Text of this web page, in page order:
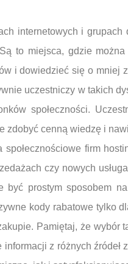
internetowych i
to miejsca, gdzie
i dowiedzieć się o mniej
uczestniczy w takich
społeczności.
zdobyć cenną wiedzę i
społecznościowe firm
czy nowych
być prostym sposobem
kody rabatowe tylko
Pamiętaj, że wybór
informacji z różnych